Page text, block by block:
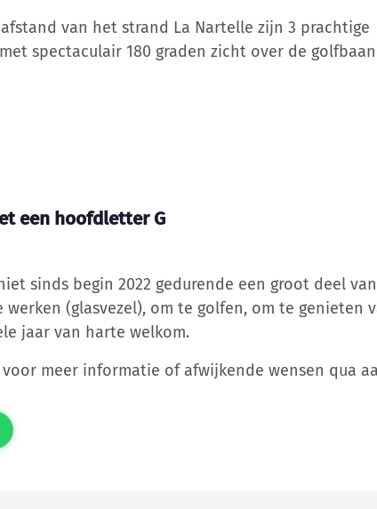
van het strand La Nartelle zijn 3 prachtige
spectaculair 180 graden zicht over de
een hoofdletter G
sinds begin 2022 gedurende een groot deel
(glasvezel), om te golfen, om te genieten
jaar van harte welkom.
meer informatie of afwijkende wensen qua